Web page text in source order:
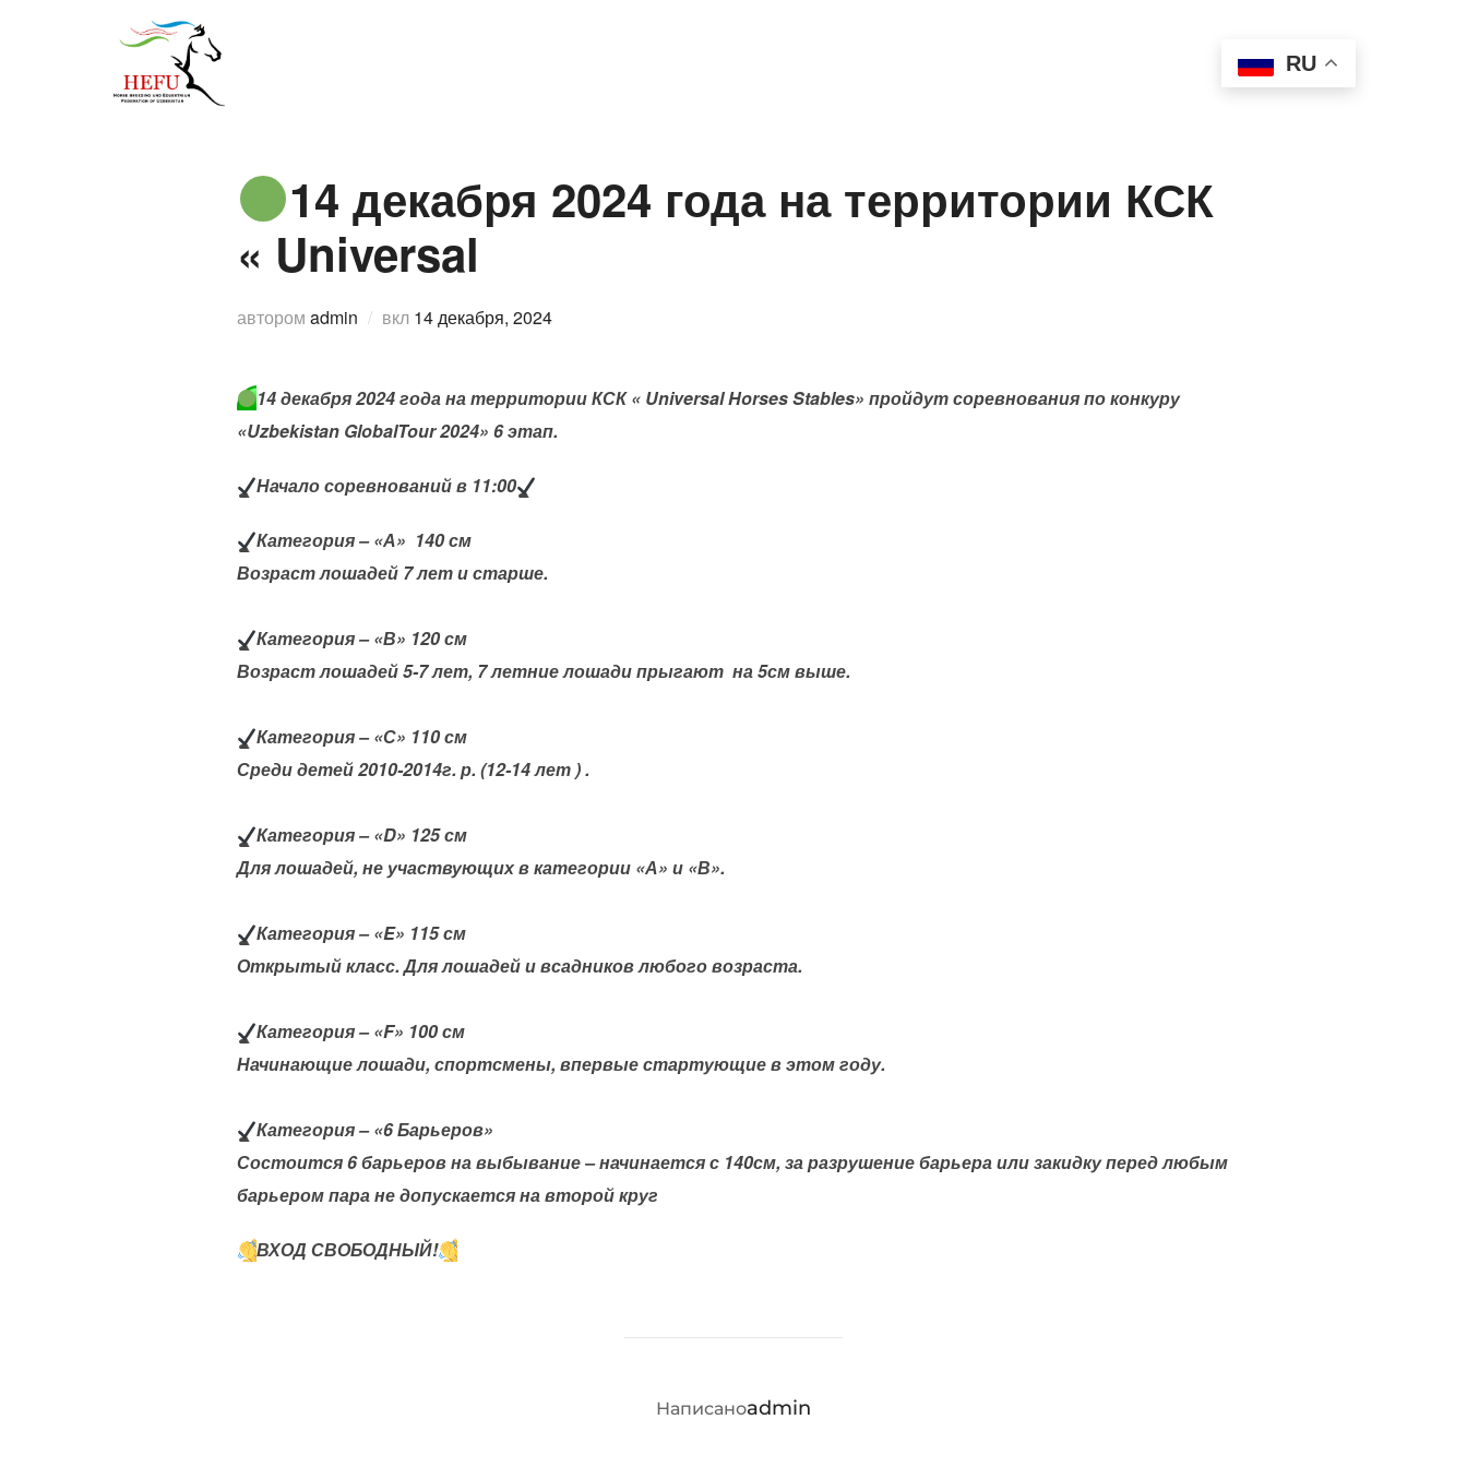
RU
14 декабря 2024 года на территории КСК
« Universal
автором admin вкл Опубликовано
14 декабря, 2024
14 декабря 2024 года на территории КСК « Universal Horses Stables» пройдут соревнования по конкуру
«Uzbekistan GlobalTour 2024» 6 этап.
Начало соревнований в 11:00
Категория – «А» 140 см
Возраст лошадей 7 лет и старше.
Категория – «В» 120 см
Возраст лошадей 5-7 лет, 7 летние лошади прыгают на 5см выше.
Категория – «С» 110 см
Среди детей 2010-2014г. р. (12-14 лет ) .
Категория – «D» 125 см
Для лошадей, не участвующих в категории «А» и «В».
Категория – «E» 115 см
Открытый класс. Для лошадей и всадников любого возраста.
Категория – «F» 100 см
Начинающие лошади, спортсмены, впервые стартующие в этом году.
Категория – «6 Барьеров»
Состоится 6 барьеров на выбывание – начинается с 140см, за разрушение барьера или закидку перед любым
барьером пара не допускается на второй круг
ВХОД СВОБОДНЫЙ!
АВТОР ЗАПИСИ
Написаноadmin